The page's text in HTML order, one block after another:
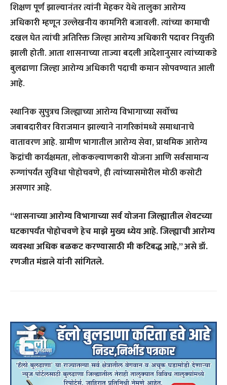
शिक्षण पूर्ण झाल्यानंतर त्यांनी मेहकर येथे तालुका आरोग्य
अधिकारी म्हणून उल्लेखनीय कामगिरी बजावली. त्यांच्या कामाची
दखल घेत त्यांची अतिरिक्त जिल्हा आरोग्य अधिकारी पदावर नियुक्ती
झाली होती. आता शासनाच्या ताज्या बदली आदेशानुसार त्यांच्याकडे
बुलढाणा जिल्हा आरोग्य अधिकारी पदाची कमान सोपवण्यात आली
आहे.
स्थानिक सुपुत्रच जिल्ह्याच्या आरोग्य विभागाच्या सर्वोच्च
जबाबदारीवर विराजमान झाल्याने नागरिकांमध्ये समाधानाचे
वातावरण आहे. ग्रामीण भागातील आरोग्य सेवा, प्राथमिक आरोग्य
केंद्रांची कार्यक्षमता, लोककल्याणकारी योजना आणि सर्वसामान्य
रुग्णांपर्यंत सुविधा पोहोचवणे, ही त्यांच्यासमोरील मोठी कसोटी
असणार आहे.
“शासनाच्या आरोग्य विभागाच्या सर्व योजना जिल्ह्यातील शेवटच्या
घटकापर्यंत पोहोचवणे हेच माझे मुख्य ध्येय आहे. जिल्ह्याची आरोग्य
व्यवस्था अधिक बळकट करण्यासाठी मी कटिबद्ध आहे,” असे डॉ.
रणजीत मंडाले यांनी सांगितले.